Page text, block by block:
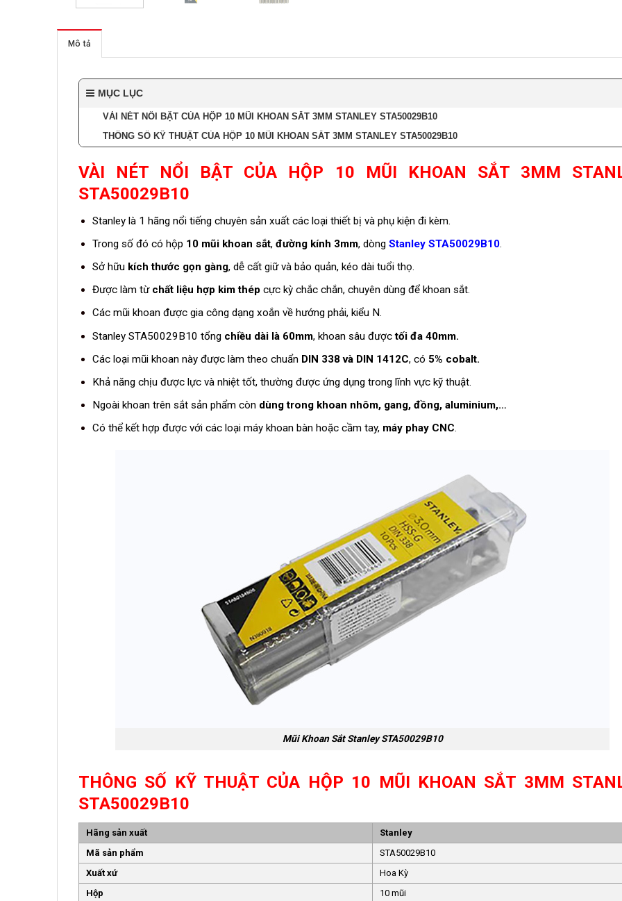
Mô tả
MỤC LỤC
VÀI NÉT NỔI BẬT CỦA HỘP 10 MŨI KHOAN SẮT 3MM STANLEY STA50029B10
THÔNG SỐ KỸ THUẬT CỦA HỘP 10 MŨI KHOAN SẮT 3MM STANLEY STA50029B10
VÀI NÉT NỔI BẬT CỦA HỘP 10 MŨI KHOAN SẮT 3MM
STA50029B10
Stanley là 1 hãng nổi tiếng chuyên sản xuất các loại thiết bị và phụ kiện đi kèm.
Trong số đó có hộp 10 mũi khoan sắt, đường kính 3mm, dòngStanley STA50029B10.
Sở hữukích thước gọn gàng, dễ cất giữ và bảo quản, kéo dài tuổi thọ.
Được làm từ chất liệu hợp kim thép cực kỳ chắc chắn, chuyên dùng để khoan sắt.
Các mũi khoan được gia công dạng xoắn về hướng phải, kiểu N.
Stanley STA50029B10 tổng chiều dài là 60mm, khoan sâu đượctối đa 40mm.
Các loại mũi khoan này được làm theo chuẩn DIN 338 và DIN 1412C, có 5% cobalt.
Khả năng chịu được lực và nhiệt tốt, thường được ứng dụng trong lĩnh vực kỹ thuật.
Ngoài khoan trên sắt sản phẩm còndùng trong khoan nhôm, gang, đồng, aluminium,…
Có thể kết hợp được với các loại máy khoan bàn hoặc cầm tay, máy phay CNC.
Mũi Khoan Sắt Stanley STA50029B10
THÔNG SỐ KỸ THUẬT CỦA HỘP 10 MŨI KHOAN SẮT 3MM
STA50029B10
Hãng sản xuất
Stanley
Mã sản phẩm
STA50029B10
Xuất xứ
Hoa Kỳ
Hộp
10 mũi